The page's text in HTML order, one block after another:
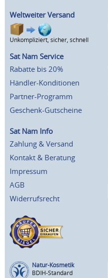
Weltweiter Versand
Unkompliziert, sicher, schnell
Sat Nam Service
Rabatte bis 20%
Händler-Konditionen
Partner-Programm
Geschenk-Gutscheine
Sat Nam Info
Zahlung & Versand
Kontakt & Beratung
Impressum
AGB
Widerrufsrecht
Natur-Kosmetik
BDIH-Standard